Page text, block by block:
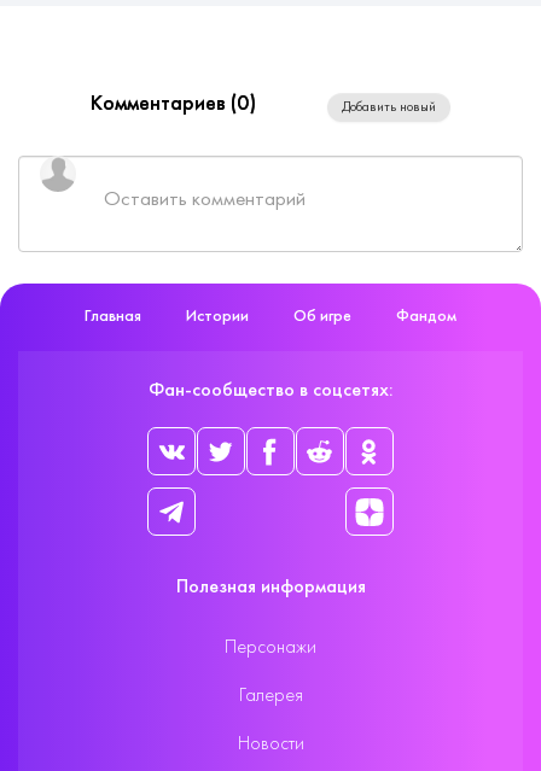
Комментариев (0) Добавить новый
Главная Истории Об игре Фандом
Фан-сообщество в соцсетях:
Полезная информация
Персонажи
Галерея
Новости